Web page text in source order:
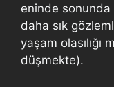
eninde
daha sık
yaşam
düşmekte).